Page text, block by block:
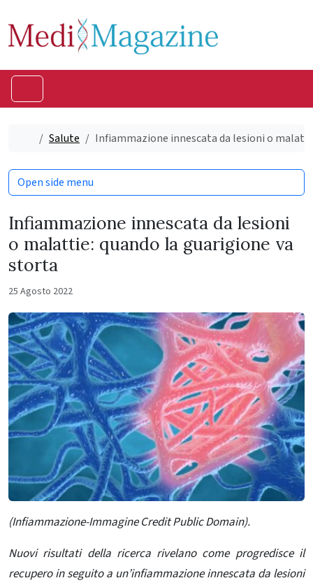
Home
Salute Infiammazione innescata da lesioni o
Infiammazione innescata da lesioni
o malattie: quando la guarigione va
storta
25 Agosto 2022
(Infiammazione-Immagine Credit Public Domain).
Nuovi risultati della ricerca rivelano come progredisce il
recupero in seguito a un’infiammazione innescata da lesioni
Open side menu